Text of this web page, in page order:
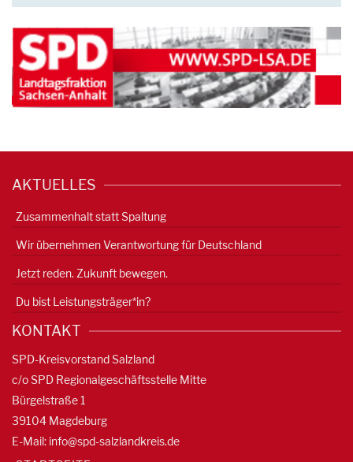
AKTUELLES
Zusammenhalt statt Spaltung
Wir übernehmen Verantwortung für Deutschland
Jetzt reden. Zukunft bewegen.
Du bist Leistungsträger*in?
KONTAKT
SPD-Kreisvorstand Salzland
c/o SPD Regionalgeschäftsstelle Mitte
Bürgelstraße 1
39104 Magdeburg
E-Mail: info@spd-salzlandkreis.de